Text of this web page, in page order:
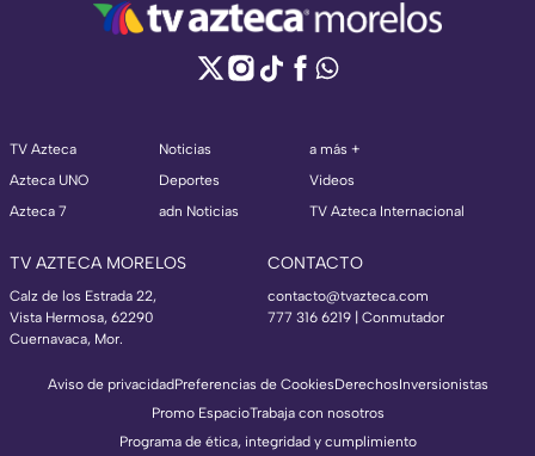
TV Azteca
Azteca UNO
Azteca 7
Noticias
Deportes
adn Noticias
a más +
Videos
TV Azteca Internacional
TV AZTECA MORELOS
Calz de los Estrada 22,
Vista Hermosa, 62290
Cuernavaca, Mor.
CONTACTO
contacto@tvazteca.com
777 316 6219 | Conmutador
Aviso de privacidadPreferencias de CookiesDerechosInversionistas
Promo EspacioTrabaja con nosotros
Programa de ética, integridad y cumplimiento